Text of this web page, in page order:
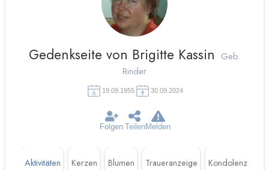
Folgen TeilenMelden
Gedenkseite von Brigitte Kassin
Geb.
Rinder
19.09.1955 30.09.2024
Aktivitäten Kerzen Blumen Traueranzeige Kondolenzen